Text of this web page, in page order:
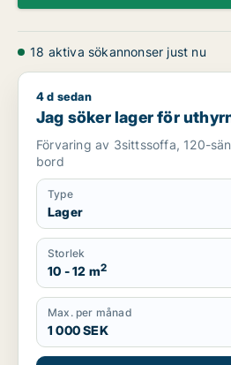
18 aktiva sökannonser just nu
Jag söker lager för uthyrning i
4 d sedan
Jag söker lager för
Förvaring av 3sittssoffa, 120-
bord
Type
Lager
Storlek
10 - 12 m2
Max. per månad
1 000 SEK